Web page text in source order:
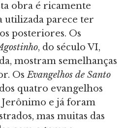
obra é ricamente
utilizada parece ter
posteriores. Os
, do século VI,
mostram semelhanças
OsEvangelhos de Santo
quatro evangelhos
e já foram
mas muitas das